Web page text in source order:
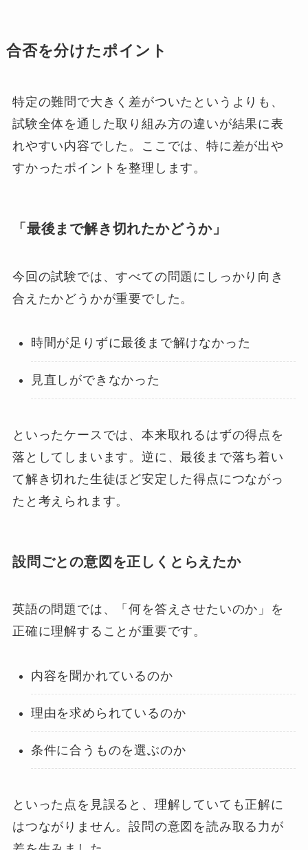
合否を分けたポイント
特定の難問で大きく差がついたというよりも、
試験全体を通した取り組み方の違いが結果に表
れやすい内容でした。ここでは、特に差が出や
すかったポイントを整理します。
「最後まで解き切れたかどうか」
今回の試験では、すべての問題にしっかり向き
合えたかどうかが重要でした。
時間が足りずに最後まで解けなかった
見直しができなかった
といったケースでは、本来取れるはずの得点を
落としてしまいます。逆に、最後まで落ち着い
て解き切れた生徒ほど安定した得点につながっ
たと考えられます。
設問ごとの意図を正しくとらえたか
英語の問題では、「何を答えさせたいのか」を
正確に理解することが重要です。
内容を聞かれているのか
理由を求められているのか
条件に合うものを選ぶのか
といった点を見誤ると、理解していても正解に
はつながりません。設問の意図を読み取る力が